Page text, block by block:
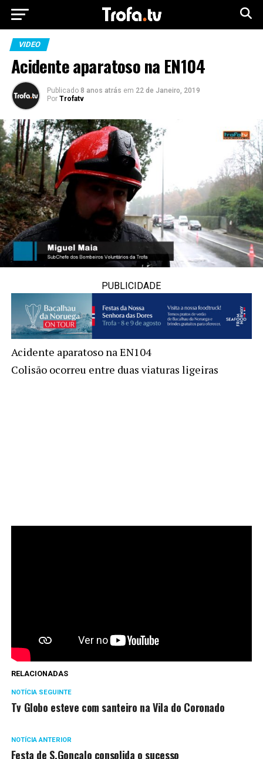
VIDEO
Acidente aparatoso na EN104
Publicado 8 anos atrás em 22 de Janeiro, 2019
Por Trofatv
PUBLICIDADE
Acidente aparatoso na EN104
Colisão ocorreu entre duas viaturas ligeiras
RELACIONADAS
NOTÍCIA SEGUINTE
Tv Globo esteve com santeiro na Vila do Coronado
NOTÍCIA ANTERIOR
Festa de S.Gonçalo consolida o sucesso